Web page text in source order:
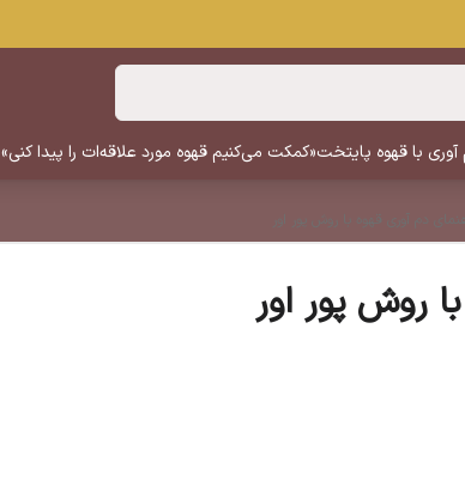
آوری با قهوه پایتخت«کمکت می‌کنیم قهوه مورد علاقه‌ات را پیدا کنی»
روش پور اور